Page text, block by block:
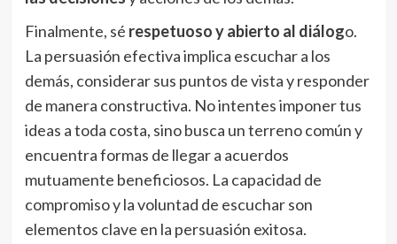
Finalmente, sé respetuoso y abierto al diálogo.
La persuasión efectiva implica escuchar a los
demás, considerar sus puntos de vista y responder
de manera constructiva. No intentes imponer tus
ideas a toda costa, sino busca un terreno común y
encuentra formas de llegar a acuerdos
mutuamente beneficiosos. La capacidad de
compromiso y la voluntad de escuchar son
elementos clave en la persuasión exitosa.